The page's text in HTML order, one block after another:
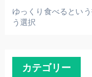
ゆっくり食べるとい
う選択
カテゴリー